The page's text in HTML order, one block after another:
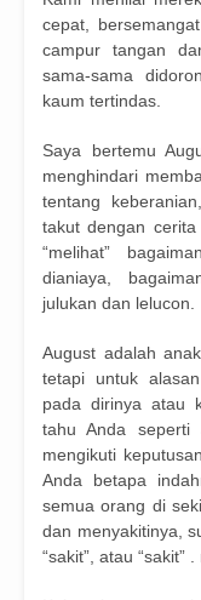
cepat,
campur tangan
sama-sama
kaum tertindas.
Saya bertemu
menghindari
tentang
takut dengan
“melihat”
dianiaya,
julukan dan lelucon.
August adalah
tetapi untuk
pada dirinya atau
tahu Anda seperti
mengikuti
Anda betapa
semua orang di
dan menyakitinya,
“sakit”, atau “sakit”